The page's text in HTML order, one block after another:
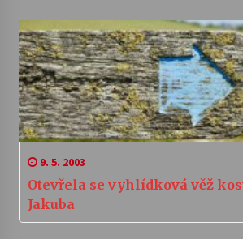
9. 5. 2003
Otevřela se vyhlídková věž
Jakuba